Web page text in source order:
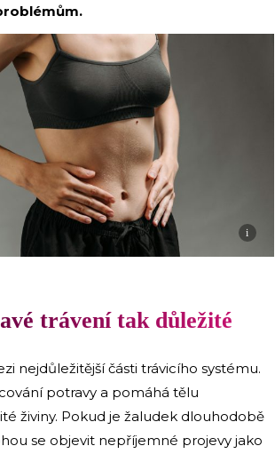
i
trávení tak důležité
nejdůležitější části trávicího systému.
potravy a pomáhá tělu
živiny. Pokud je žaludek dlouhodobě
se objevit nepříjemné projevy jako